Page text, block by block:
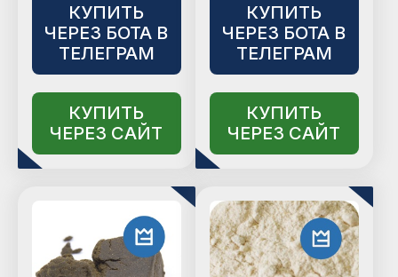
КУПИТЬ
ЧЕРЕЗ БОТА В
ТЕЛЕГРАМ
КУПИТЬ
ЧЕРЕЗ САЙТ
КУПИТЬ
ЧЕРЕЗ БОТА В
ТЕЛЕГРАМ
КУПИТЬ
ЧЕРЕЗ САЙТ